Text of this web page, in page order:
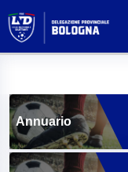
Annuario